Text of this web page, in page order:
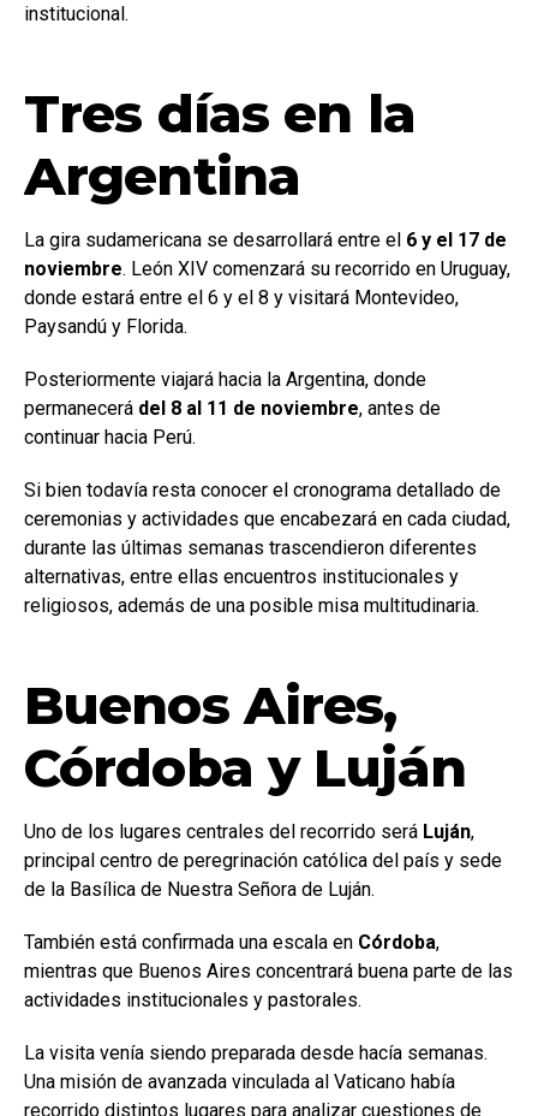
institucional.
Tres días en la
Argentina
La gira sudamericana se desarrollará entre el 6 y el 17 de
noviembre. León XIV comenzará su recorrido en Uruguay,
donde estará entre el 6 y el 8 y visitará Montevideo,
Paysandú y Florida.
Posteriormente viajará hacia la Argentina, donde
permanecerá del 8 al 11 de noviembre, antes de
continuar hacia Perú.
Si bien todavía resta conocer el cronograma detallado de
ceremonias y actividades que encabezará en cada ciudad,
durante las últimas semanas trascendieron diferentes
alternativas, entre ellas encuentros institucionales y
religiosos, además de una posible misa multitudinaria.
Buenos Aires,
Córdoba y Luján
Uno de los lugares centrales del recorrido será Luján,
principal centro de peregrinación católica del país y sede
de la Basílica de Nuestra Señora de Luján.
También está confirmada una escala en Córdoba,
mientras que Buenos Aires concentrará buena parte de las
actividades institucionales y pastorales.
La visita venía siendo preparada desde hacía semanas.
Una misión de avanzada vinculada al Vaticano había
recorrido distintos lugares para analizar cuestiones de